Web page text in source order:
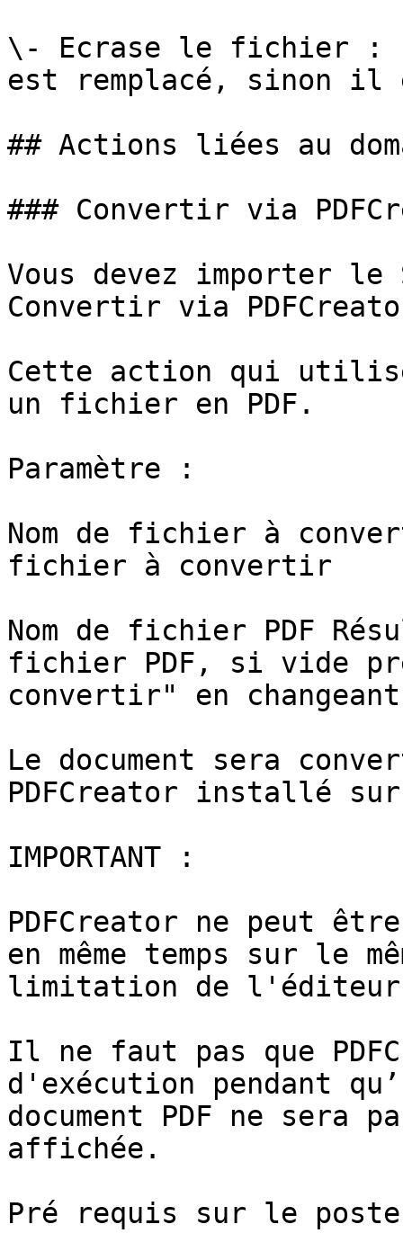
\- Ecrase le fichier :
est remplacé, sinon il
## Actions liées au
### Convertir via
Vous devez importer
Convertir via
Cette action qui
un fichier en PDF.
Paramètre :
Nom de fichier à
fichier à convertir
Nom de fichier PDF
fichier PDF, si vide
convertir" en
Le document sera
PDFCreator installé
IMPORTANT :
PDFCreator ne peut
en même temps sur le
limitation de l'éditeur
Il ne faut pas que
d'exécution pendant
document PDF ne sera
affichée.
Pré requis sur le poste